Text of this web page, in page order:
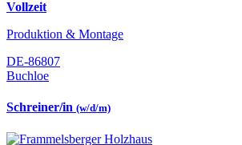
Vollzeit
Produktion & Montage
DE-86807
Buchloe
Schreiner/in (w/d/m)